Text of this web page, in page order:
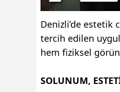
Denizli’de estetik
tercih edilen
hem fiziksel
SOLUNUM,